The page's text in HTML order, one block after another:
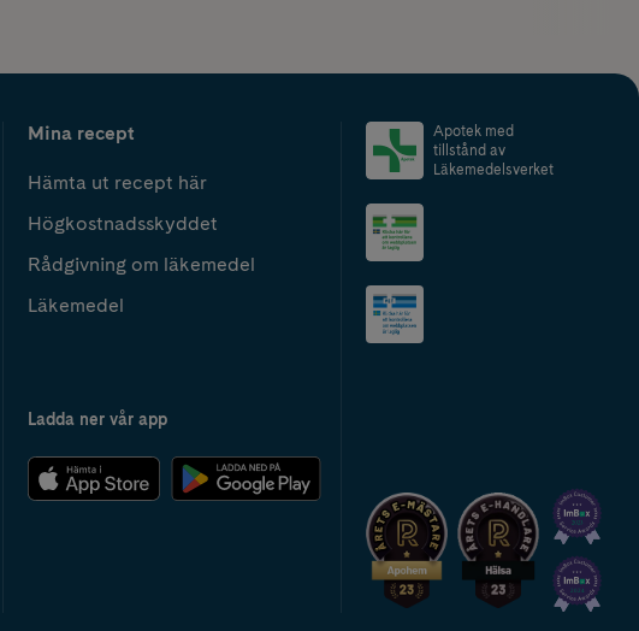
Mina recept
Hämta ut recept här
Högkostnadsskyddet
Rådgivning om läkemedel
Läkemedel
Ladda ner vår app
Apotek med
tillstånd av
Läkemedelsverket
2024